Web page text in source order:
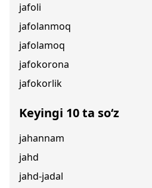
jafoli
jafolanmoq
jafolamoq
jafokorona
jafokorlik
Keyingi 10 ta so‘z
jahannam
jahd
jahd-jadal